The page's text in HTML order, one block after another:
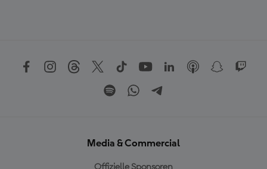
Media & Commercial